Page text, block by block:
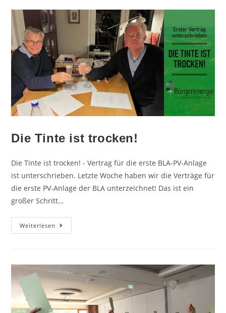
Die Tinte ist trocken!
Die Tinte ist trocken! - Vertrag für die erste BLA-PV-Anlage
ist unterschrieben. Letzte Woche haben wir die Verträge für
die erste PV-Anlage der BLA unterzeichnet! Das ist ein
großer Schritt…
Weiterlesen